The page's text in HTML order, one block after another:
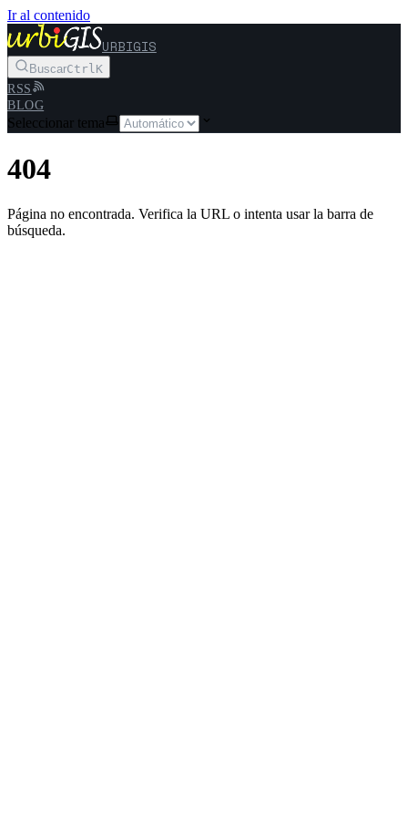
Ir al contenido
URBIGIS
BuscarCtrlK
RSS
BLOG
Seleccionar tema
404
Página no encontrada. Verifica la URL o intenta usar la barra de
búsqueda.